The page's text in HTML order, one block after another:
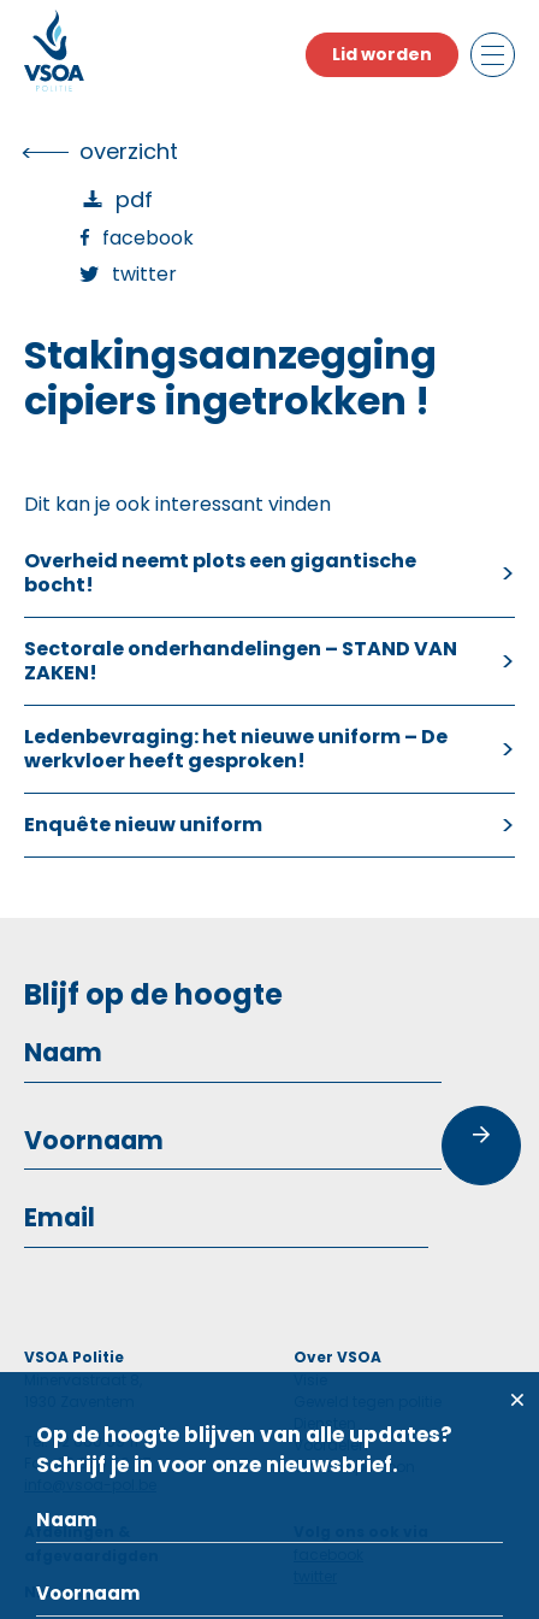
the
content
Lid worden
overzicht
pdf
facebook
twitter
Stakingsaanzegging
cipiers ingetrokken !
Dit kan je ook interessant vinden
Overheid neemt plots een gigantische
bocht!
Sectorale onderhandelingen – STAND VAN
ZAKEN!
Ledenbevraging: het nieuwe uniform – De
werkvloer heeft gesproken!
Enquête nieuw uniform
Blijf op de hoogte
VSOA Politie
Tel: 02 660 59 11
Fax: 02 660 50 97
info@vsoa-pol.be
Over VSOA
Diensten
Voordelen
Contactpersoon
Afdelingen &
Nieuws
Op de hoogte blijven van alle updates?
Schrijf je in voor onze nieuwsbrief.